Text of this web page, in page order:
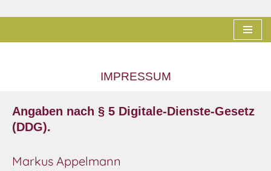
IMPRESSUM
Angaben nach § 5 Digitale-Dienste-Gesetz
(DDG).
Markus Appelmann